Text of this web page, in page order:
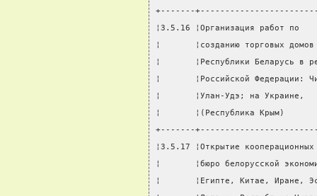
+-------
¦3.5.16 ¦Организация работ
¦       ¦созданию торговых
¦       ¦Республики Беларусь в
¦       ¦Российской Федерации:
¦       ¦Улан-Удэ; на
¦       ¦(Республика
+-------
¦3.5.17 ¦Открытие
¦       ¦бюро белорусской
¦       ¦Египте, Китае, Иране,